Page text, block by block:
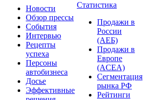
Новости
Обзор прессы
События
Интервью
Рецепты
успеха
Персоны
автобизнеса
Досье
Эффективные
Статистика
Продажи в
России
(АЕБ)
Продажи в
Европе
(ACEA)
Сегментация
рынка РФ
Рейтинги